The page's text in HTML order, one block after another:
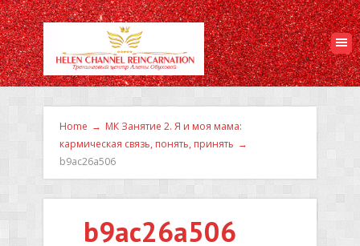
Home → МК Занятие 2. Я и моя мама:
кармическая связь, понять, принять →
b9ac26a506
b9ac26a506